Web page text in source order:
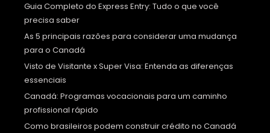
Guia Completo do Express Entry: Tudo o que você
precisa saber
As 5 principais razões para considerar uma mudança
para o Canadá
Visto de Visitante x Super Visa: Entenda as diferenças
essenciais
Canadá: Programas vocacionais para um caminho
profissional rápido
Como brasileiros podem construir crédito no Canadá